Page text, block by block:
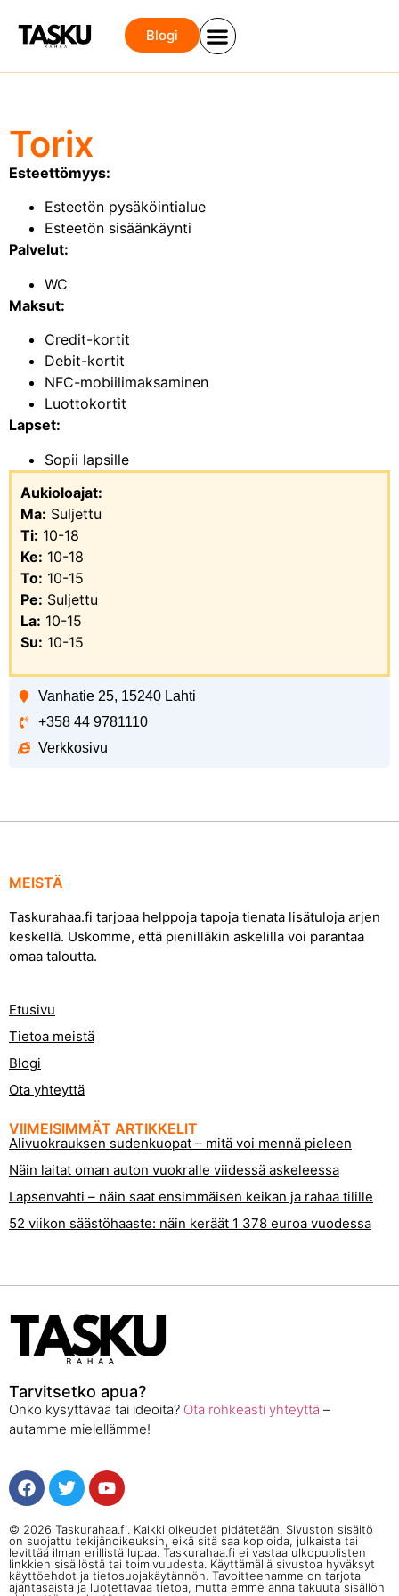
Blogi
Torix
Esteettömyys:
Esteetön pysäköintialue
Esteetön sisäänkäynti
Palvelut:
WC
Maksut:
Credit-kortit
Debit-kortit
NFC-mobiilimaksaminen
Luottokortit
Lapset:
Sopii lapsille
Aukioloajat:
Ma: Suljettu
Ti: 10-18
Ke: 10-18
To: 10-15
Pe: Suljettu
La: 10-15
Su: 10-15
Vanhatie 25, 15240 Lahti
+358 44 9781110
Verkkosivu
MEISTÄ
Taskurahaa.fi tarjoaa helppoja tapoja tienata lisätuloja arjen
keskellä. Uskomme, että pienilläkin askelilla voi parantaa
omaa taloutta.
Etusivu
Tietoa meistä
Blogi
Ota yhteyttä
VIIMEISIMMÄT ARTIKKELIT
Alivuokrauksen sudenkuopat – mitä voi mennä pieleen
Näin laitat oman auton vuokralle viidessä askeleessa
Lapsenvahti – näin saat ensimmäisen keikan ja rahaa tilille
52 viikon säästöhaaste: näin keräät 1 378 euroa vuodessa
Tarvitsetko apua?
Onko kysyttävää tai ideoita? Ota rohkeasti yhteyttä –
autamme mielellämme!
© 2026 Taskurahaa.fi. Kaikki oikeudet pidätetään. Sivuston sisältö
on suojattu tekijänoikeuksin, eikä sitä saa kopioida, julkaista tai
levittää ilman erillistä lupaa. Taskurahaa.fi ei vastaa ulkopuolisten
linkkien sisällöstä tai toimivuudesta. Käyttämällä sivustoa hyväksyt
käyttöehdot ja tietosuojakäytännön. Tavoitteenamme on tarjota
ajantasaista ja luotettavaa tietoa, mutta emme anna takuuta sisällön